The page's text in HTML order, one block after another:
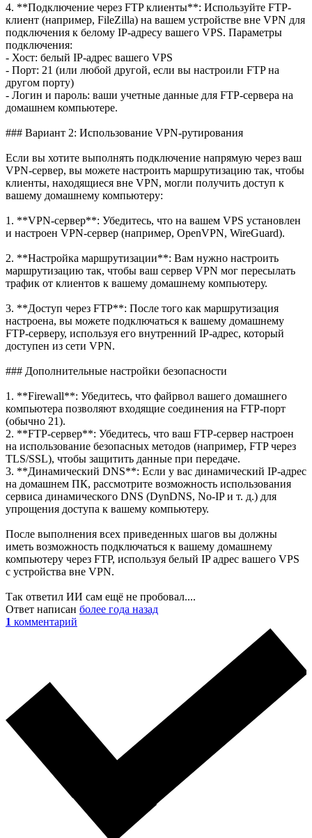
4. **Подключение через FTP клиенты**: Используйте FTP-
клиент (например, FileZilla) на вашем устройстве вне VPN для
подключения к белому IP-адресу вашего VPS. Параметры
подключения:
- Хост: белый IP-адрес вашего VPS
- Порт: 21 (или любой другой, если вы настроили FTP на
другом порту)
- Логин и пароль: ваши учетные данные для FTP-сервера на
домашнем компьютере.
### Вариант 2: Использование VPN-рутирования
Если вы хотите выполнять подключение напрямую через ваш
VPN-сервер, вы можете настроить маршрутизацию так, чтобы
клиенты, находящиеся вне VPN, могли получить доступ к
вашему домашнему компьютеру:
1. **VPN-сервер**: Убедитесь, что на вашем VPS установлен
и настроен VPN-сервер (например, OpenVPN, WireGuard).
2. **Настройка маршрутизации**: Вам нужно настроить
маршрутизацию так, чтобы ваш сервер VPN мог пересылать
трафик от клиентов к вашему домашнему компьютеру.
3. **Доступ через FTP**: После того как маршрутизация
настроена, вы можете подключаться к вашему домашнему
FTP-серверу, используя его внутренний IP-адрес, который
доступен из сети VPN.
### Дополнительные настройки безопасности
1. **Firewall**: Убедитесь, что файрвол вашего домашнего
компьютера позволяют входящие соединения на FTP-порт
(обычно 21).
2. **FTP-сервер**: Убедитесь, что ваш FTP-сервер настроен
на использование безопасных методов (например, FTP через
TLS/SSL), чтобы защитить данные при передаче.
3. **Динамический DNS**: Если у вас динамический IP-адрес
на домашнем ПК, рассмотрите возможность использования
сервиса динамического DNS (DynDNS, No-IP и т. д.) для
упрощения доступа к вашему компьютеру.
После выполнения всех приведенных шагов вы должны
иметь возможность подключаться к вашему домашнему
компьютеру через FTP, используя белый IP адрес вашего VPS
с устройства вне VPN.
Так ответил ИИ сам ещё не пробовал....
Ответ написан более года назад
1 комментарий